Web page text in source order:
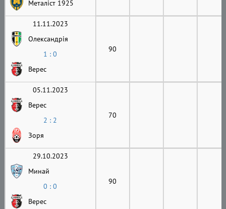
Металіст 1925
11.11.2023
Олександрія
1 : 0
Верес
90
05.11.2023
Верес
2 : 2
Зоря
70
29.10.2023
Минай
0 : 0
Верес
90